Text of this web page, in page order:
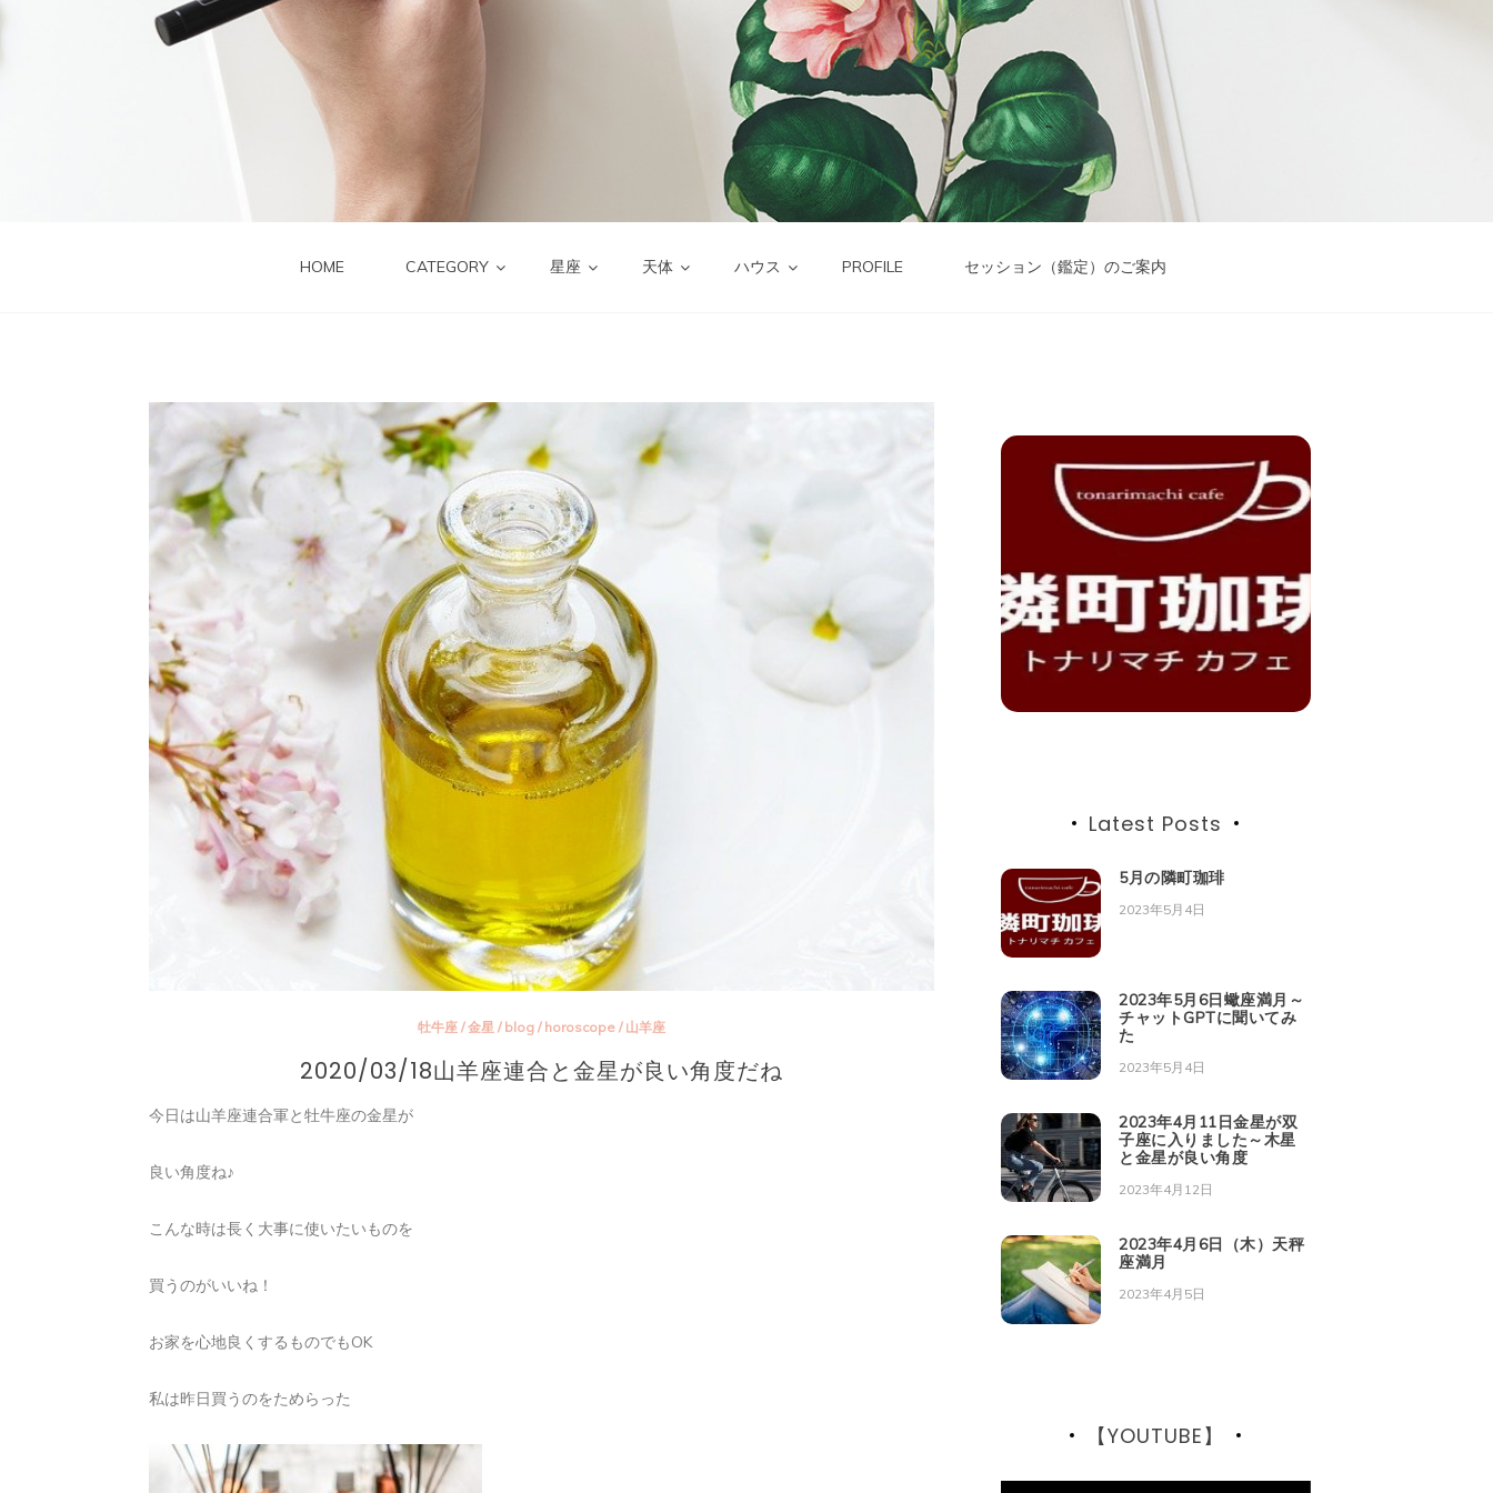
HOME CATEGORY 星座 天体 ハウス PROFILE セッション（鑑定）のご案内
牡牛座 /金星 / blog / horoscope / 山羊座
2020/03/18山羊座連合と金星が良い角度だね
今日は山羊座連合軍と牡牛座の金星が
良い角度ね♪
こんな時は長く大事に使いたいものを
買うのがいいね！
お家を心地良くするものでもOK
私は昨日買うのをためらった
Latest Posts
5月の隣町珈琲
2023年5月4日
2023年5月6日蠍座満月～
チャットGPTに聞いてみ
た
2023年5月4日
2023年4月11日金星が双
子座に入りました～木星
と金星が良い角度
2023年4月12日
2023年4月6日（木）天秤
座満月
2023年4月5日
【YOUTUBE】